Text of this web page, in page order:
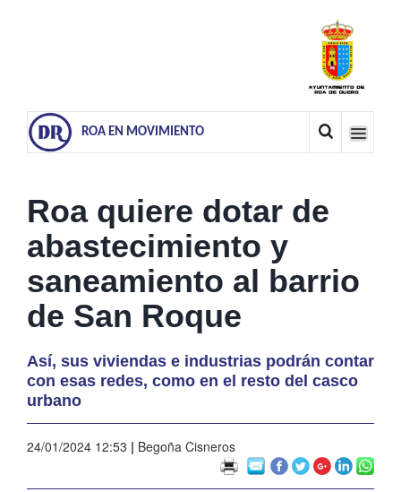
ROA EN MOVIMIENTO
Roa quiere dotar de
abastecimiento y
saneamiento al barrio
de San Roque
Así, sus viviendas e industrias podrán contar
con esas redes, como en el resto del casco
urbano
24/01/2024 12:53 | Begoña Cisneros